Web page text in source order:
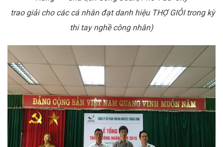
trao giải cho các cá nhân đạt danh hiệu THỢ GIỎI trong kỳ
thi tay nghề công nhân)